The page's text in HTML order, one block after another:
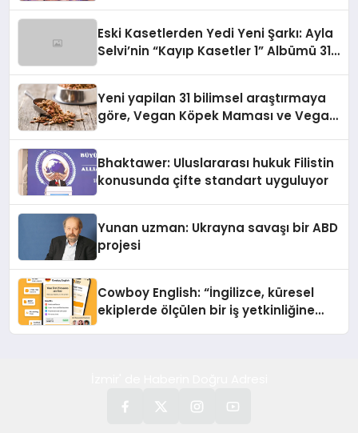
Eski Kasetlerden Yedi Yeni Şarkı: Ayla
Selvi’nin “Kayıp Kasetler 1” Albümü 31
Yeni yapilan 31 bilimsel araştırmaya
göre, Vegan Köpek Maması ve Vegan
Bhaktawer: Uluslararası hukuk Filistin
konusunda çifte standart uyguluyor
Yunan uzman: Ukrayna savaşı bir ABD
projesi
Cowboy English: “İngilizce, küresel
ekiplerde ölçülen bir iş yetkinliğine